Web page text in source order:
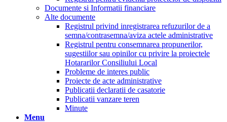
Documente si Informatii financiare
Alte documente
Registrul privind inregistrarea refuzurilor de a
semna/contrasemna/aviza actele administrative
Registrul pentru consemnarea propunerilor,
sugestiilor sau opinilor cu privire la proiectele
Hotararilor Consiliului Local
Probleme de interes public
Proiecte de acte administrative
Publicatii declaratii de casatorie
Publicatii vanzare teren
Minute
Menu